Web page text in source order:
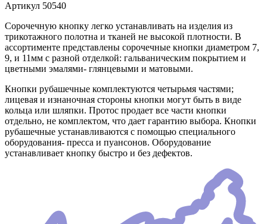
Артикул 50540
Сорочечную кнопку легко устанавливать на изделия из
трикотажного полотна и тканей не высокой плотности. В
ассортименте представлены сорочечные кнопки диаметром 7,
9, и 11мм с разной отделкой: гальваническим покрытием и
цветными эмалями- глянцевыми и матовыми.
Кнопки рубашечные комплектуются четырьмя частями;
лицевая и изнаночная стороны кнопки могут быть в виде
кольца или шляпки. Протос продает все части кнопки
отдельно, не комплектом, что дает гарантию выбора. Кнопки
рубашечные устанавливаются с помощью специального
оборудования- пресса и пуансонов. Оборудование
устанавливает кнопку быстро и без дефектов.